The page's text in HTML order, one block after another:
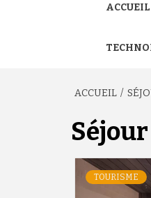
ACCUEIL
ACCUEIL
TOURISME